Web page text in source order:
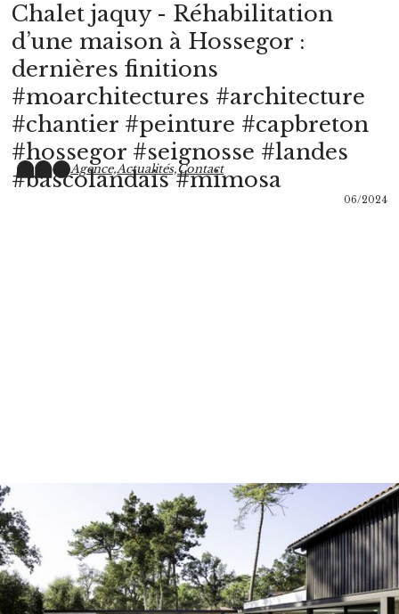
Chalet jaquy - Réhabilitation
d’une maison à Hossegor :
dernières finitions
#moarchitectures #architecture
#chantier #peinture #capbreton
#hossegor #seignosse #landes
#bascolandais #mimosa
06/2024
Agence,Actualités,Contact